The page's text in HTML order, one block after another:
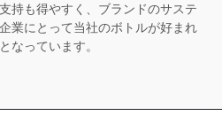
持も得やすく、ブランドのサステ
業にとって当社のボトルが好まれ
なっています。